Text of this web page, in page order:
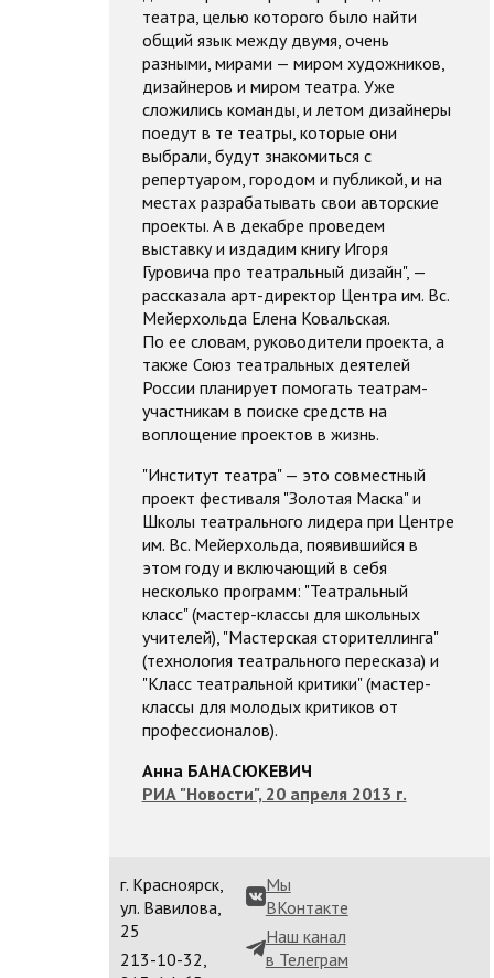
театра, целью которого было найти
общий язык между двумя, очень
разными, мирами — миром художников,
дизайнеров и миром театра. Уже
сложились команды, и летом дизайнеры
поедут в те театры, которые они
выбрали, будут знакомиться с
репертуаром, городом и публикой, и на
местах разрабатывать свои авторские
проекты. А в декабре проведем
выставку и издадим книгу Игоря
Гуровича про театральный дизайн", —
рассказала арт-директор Центра им. Вс.
Мейерхольда Елена Ковальская.
По ее словам, руководители проекта, а
также Союз театральных деятелей
России планирует помогать театрам-
участникам в поиске средств на
воплощение проектов в жизнь.
"Институт театра" — это совместный
проект фестиваля "Золотая Маска" и
Школы театрального лидера при Центре
им. Вс. Мейерхольда, появившийся в
этом году и включающий в себя
несколько программ: "Театральный
класс" (мастер-классы для школьных
учителей), "Мастерская сторителлинга"
(технология театрального пересказа) и
"Класс театральной критики" (мастер-
классы для молодых критиков от
профессионалов).
Анна БАНАСЮКЕВИЧ
РИА "Новости", 20 апреля 2013 г.
г. Красноярск,
ул. Вавилова,
25
213-10-32,
Мы
ВКонтакте
Наш канал
в Телеграм